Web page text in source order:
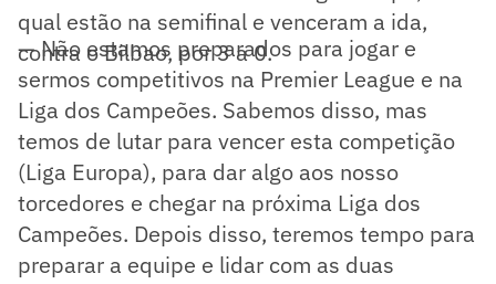
qual estão na semifinal e venceram a ida,
contra o Bilbao, por 3 a 0.
— Não estamos preparados para jogar e
sermos competitivos na Premier League e na
Liga dos Campeões. Sabemos disso, mas
temos de lutar para vencer esta competição
(Liga Europa), para dar algo aos nosso
torcedores e chegar na próxima Liga dos
Campeões. Depois disso, teremos tempo para
preparar a equipe e lidar com as duas